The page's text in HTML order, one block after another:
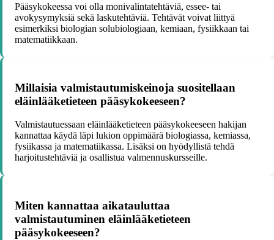
Pääsykokeessa voi olla monivalintatehtäviä, essee- tai
avokysymyksiä sekä laskutehtäviä. Tehtävät voivat liittyä
esimerkiksi biologian solubiologiaan, kemiaan, fysiikkaan tai
matematiikkaan.
Millaisia valmistautumiskeinoja suositellaan
eläinlääketieteen pääsykokeeseen?
Valmistautuessaan eläinlääketieteen pääsykokeeseen hakijan
kannattaa käydä läpi lukion oppimäärä biologiassa, kemiassa,
fysiikassa ja matematiikassa. Lisäksi on hyödyllistä tehdä
harjoitustehtäviä ja osallistua valmennuskursseille.
Miten kannattaa aikatauluttaa
valmistautuminen eläinlääketieteen
pääsykokeeseen?